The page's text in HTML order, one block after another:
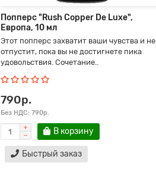
Попперс "Rush Copper De Luxe",
Европа, 10 мл
Этот попперс захватит ваши чувства и не
отпустит, пока вы не достигнете пика
удовольствия. Сочетание..
790р.
Без НДС: 790р.
В корзину
Быстрый заказ